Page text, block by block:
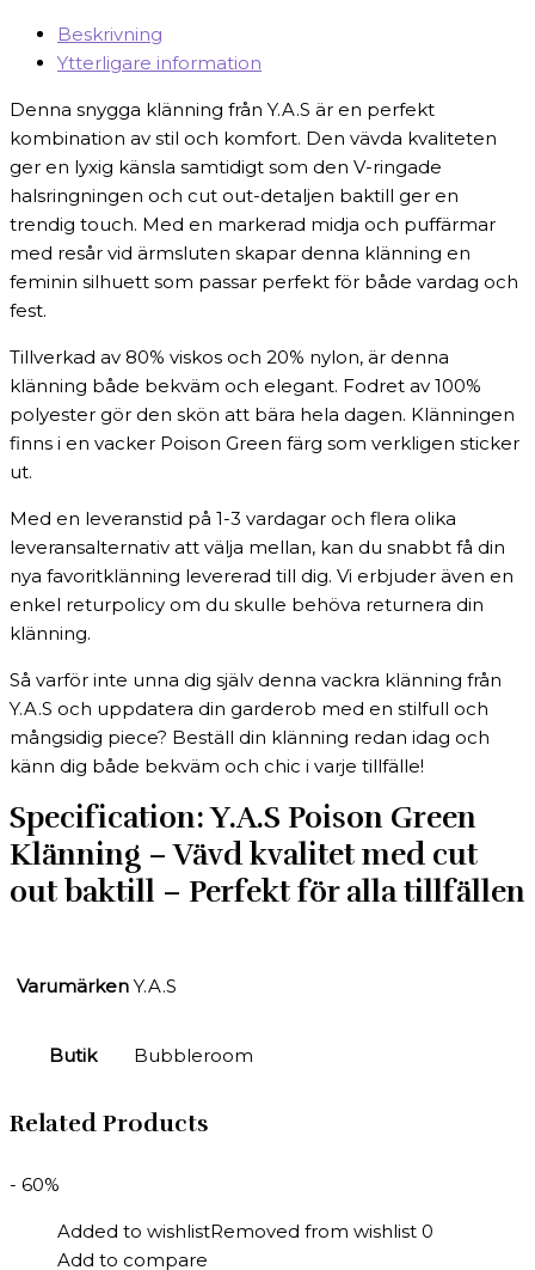
Beskrivning
Ytterligare information
Denna snygga klänning från Y.A.S är en perfekt
kombination av stil och komfort. Den vävda kvaliteten
ger en lyxig känsla samtidigt som den V-ringade
halsringningen och cut out-detaljen baktill ger en
trendig touch. Med en markerad midja och puffärmar
med resår vid ärmsluten skapar denna klänning en
feminin silhuett som passar perfekt för både vardag och
fest.
Tillverkad av 80% viskos och 20% nylon, är denna
klänning både bekväm och elegant. Fodret av 100%
polyester gör den skön att bära hela dagen. Klänningen
finns i en vacker Poison Green färg som verkligen sticker
ut.
Med en leveranstid på 1-3 vardagar och flera olika
leveransalternativ att välja mellan, kan du snabbt få din
nya favoritklänning levererad till dig. Vi erbjuder även en
enkel returpolicy om du skulle behöva returnera din
klänning.
Så varför inte unna dig själv denna vackra klänning från
Y.A.S och uppdatera din garderob med en stilfull och
mångsidig piece? Beställ din klänning redan idag och
känn dig både bekväm och chic i varje tillfälle!
Specification:Y.A.S Poison Green
Klänning – Vävd kvalitet med cut
out baktill – Perfekt för alla tillfällen
Varumärken Y.A.S
Butik Bubbleroom
Related Products
- 60%
Added to wishlistRemoved from wishlist 0
Add to compare